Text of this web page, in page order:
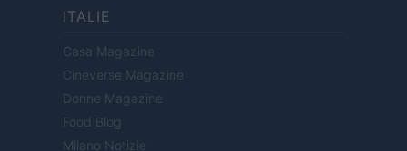
ITALIE
Casa Magazine
Cineverse Magazine
Donne Magazine
Food Blog
Milano Notizie